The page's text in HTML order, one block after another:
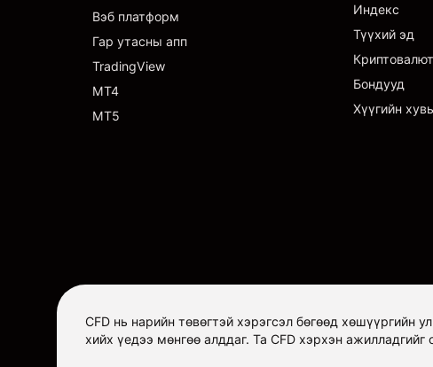
Вэб платформ
Гар утасны апп
TradingView
MT4
MT5
Индекс
Түүхий эд
Бондууд
Хүүгийн
CFD нь нарийн төвөгтэй хэрэгсэл бөгөөд хөшүүргийн
хийх үедээ мөнгөө алддаг. Та CFD хэрхэн